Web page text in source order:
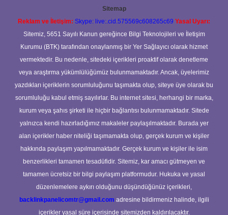
Sitemap
Reklam ve İletişim: Skype: live:.cid.575569c608265c69 Yasal Uyarı:
Sitemiz, 5651 Sayılı Kanun gereğince Bilgi Teknolojileri ve İletişim
Kurumu (BTK) tarafından onaylanmış bir Yer Sağlayıcı olarak hizmet
vermektedir. Bu nedenle, sitedeki içerikleri proaktif olarak denetleme
veya araştırma yükümlülüğümüz bulunmamaktadır. Ancak, üyelerimiz
yazdıkları içeriklerin sorumluluğunu taşımakta olup, siteye üye olarak bu
sorumluluğu kabul etmiş sayılırlar. Bu internet sitesi, herhangi bir marka,
kurum veya şahıs şirketi ile hiçbir bağlantısı bulunmamaktadır. Sitede
yalnızca kendi hazırladığımız makaleler paylaşılmaktadır. Burada yer
alan içerikler haber niteliği taşımamakta olup, gerçek kurum ve kişiler
hakkında paylaşım yapılmamaktadır. Gerçek kurum ve kişiler ile isim
benzerlikleri tamamen tesadüfidir. Sitemiz, kar amacı gütmeyen ve
tamamen ücretsiz bir bilgi paylaşım platformudur. Hukuka ve yasal
düzenlemelere aykırı olduğunu düşündüğünüz içerikleri,
backlinkpanelicomtr@gmail.com adresine bildirmeniz halinde, ilgili
içerikler yasal süre içerisinde sitemizden kaldırılacaktır.